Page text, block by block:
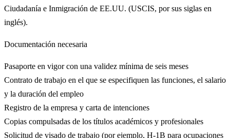
Ciudadanía e Inmigración de EE.UU. (USCIS, por sus siglas en
inglés).​
Documentación necesaria
Pasaporte en vigor con una validez mínima de seis meses​
Contrato de trabajo en el que se especifiquen las funciones, el salario
y la duración del empleo​
Registro de la empresa y carta de intenciones
Copias compulsadas de los títulos académicos y profesionales
Solicitud de visado de trabajo (por ejemplo, H-1B para ocupaciones